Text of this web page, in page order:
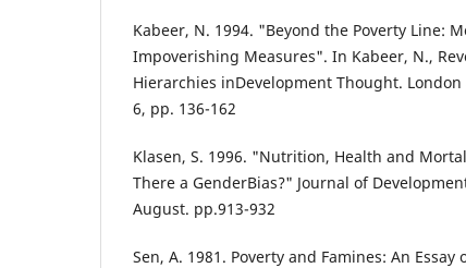
Kabeer, N. 1994. "Beyond the Poverty Line:
Impoverishing Measures". In Kabeer, N.,
Hierarchies inDevelopment Thought. London
6, pp. 136-162
Klasen, S. 1996. "Nutrition, Health and
There a GenderBias?" Journal of
August. pp.913-932
Sen, A. 1981. Poverty and Famines: An